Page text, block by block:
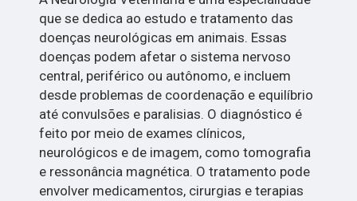
que se dedica ao estudo e tratamento das
doenças neurológicas em animais. Essas
doenças podem afetar o sistema nervoso
central, periférico ou autônomo, e incluem
desde problemas de coordenação e equilíbrio
até convulsões e paralisias. O diagnóstico é
feito por meio de exames clínicos,
neurológicos e de imagem, como tomografia
e ressonância magnética. O tratamento pode
envolver medicamentos, cirurgias e terapias